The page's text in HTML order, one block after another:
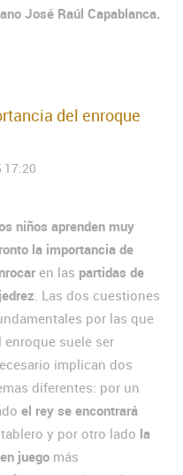
José Raúl Capablanca.
del enroque
17:20
niños aprenden muy
la importancia de
en las partidas de
. Las dos cuestiones
por las que
enroque suele ser
implican dos
diferentes: por un
el rey se encontrará
y por otro lado la
juego más